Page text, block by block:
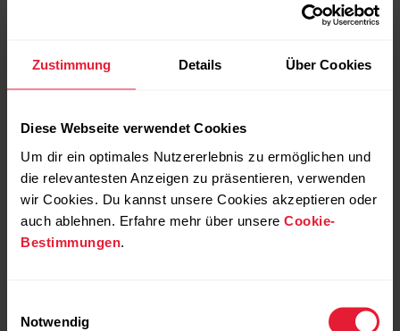
Zustimmung Details Über Cookies
Diese Webseite verwendet Cookies
Um dir ein optimales Nutzererlebnis zu ermöglichen und
die relevantesten Anzeigen zu präsentieren, verwenden
wir Cookies. Du kannst unsere Cookies akzeptieren oder
auch ablehnen. Erfahre mehr über unsere Cookie-
Bestimmungen
Notwendig